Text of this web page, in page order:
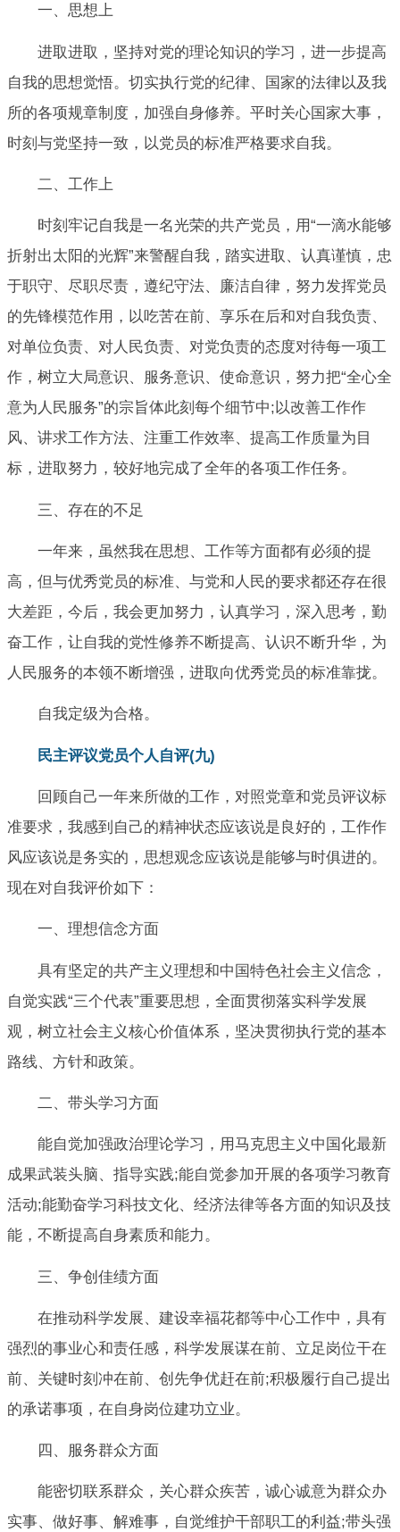
一、思想上
进取进取，坚持对党的理论知识的学习，进一步提高
自我的思想觉悟。切实执行党的纪律、国家的法律以及我
所的各项规章制度，加强自身修养。平时关心国家大事，
时刻与党坚持一致，以党员的标准严格要求自我。
二、工作上
时刻牢记自我是一名光荣的共产党员，用“一滴水能够
折射出太阳的光辉”来警醒自我，踏实进取、认真谨慎，忠
于职守、尽职尽责，遵纪守法、廉洁自律，努力发挥党员
的先锋模范作用，以吃苦在前、享乐在后和对自我负责、
对单位负责、对人民负责、对党负责的态度对待每一项工
作，树立大局意识、服务意识、使命意识，努力把“全心全
意为人民服务”的宗旨体此刻每个细节中;以改善工作作
风、讲求工作方法、注重工作效率、提高工作质量为目
标，进取努力，较好地完成了全年的各项工作任务。
三、存在的不足
一年来，虽然我在思想、工作等方面都有必须的提
高，但与优秀党员的标准、与党和人民的要求都还存在很
大差距，今后，我会更加努力，认真学习，深入思考，勤
奋工作，让自我的党性修养不断提高、认识不断升华，为
人民服务的本领不断增强，进取向优秀党员的标准靠拢。
自我定级为合格。
民主评议党员个人自评(九)
回顾自己一年来所做的工作，对照党章和党员评议标
准要求，我感到自己的精神状态应该说是良好的，工作作
风应该说是务实的，思想观念应该说是能够与时俱进的。
现在对自我评价如下：
一、理想信念方面
具有坚定的共产主义理想和中国特色社会主义信念，
自觉实践“三个代表”重要思想，全面贯彻落实科学发展
观，树立社会主义核心价值体系，坚决贯彻执行党的基本
路线、方针和政策。
二、带头学习方面
能自觉加强政治理论学习，用马克思主义中国化最新
成果武装头脑、指导实践;能自觉参加开展的各项学习教育
活动;能勤奋学习科技文化、经济法律等各方面的知识及技
能，不断提高自身素质和能力。
三、争创佳绩方面
在推动科学发展、建设幸福花都等中心工作中，具有
强烈的事业心和责任感，科学发展谋在前、立足岗位干在
前、关键时刻冲在前、创先争优赶在前;积极履行自己提出
的承诺事项，在自身岗位建功立业。
四、服务群众方面
能密切联系群众，关心群众疾苦，诚心诚意为群众办
实事、做好事、解难事，自觉维护干部职工的利益;带头强